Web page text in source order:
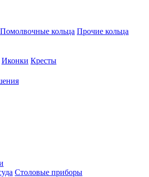
Помолвочные кольца Прочие кольца
Иконки Кресты
Столовые приборы